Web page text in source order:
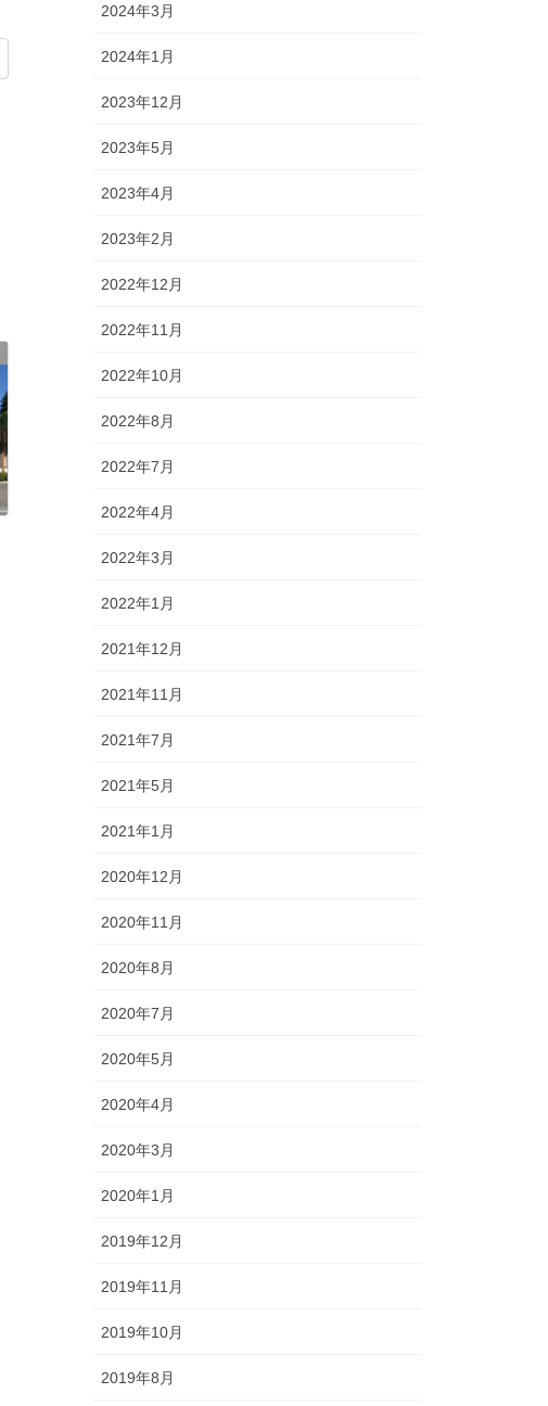
2024年3月
2024年1月
2023年12月
2023年5月
2023年4月
2023年2月
2022年12月
2022年11月
2022年10月
2022年8月
2022年7月
2022年4月
2022年3月
2022年1月
2021年12月
2021年11月
2021年7月
2021年5月
2021年1月
2020年12月
2020年11月
2020年8月
2020年7月
2020年5月
2020年4月
2020年3月
2020年1月
2019年12月
2019年11月
2019年10月
2019年8月